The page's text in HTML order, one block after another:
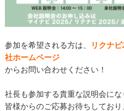
参加を希望される方は、
リクナ
社ホームページ
からお問い合わせください！
社長も参加する貴重な説明会にな
皆様からのご応募お待ちしており